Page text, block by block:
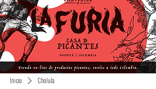
Inicio Cholula